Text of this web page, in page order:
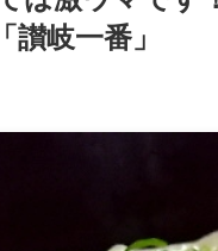
岐一番」